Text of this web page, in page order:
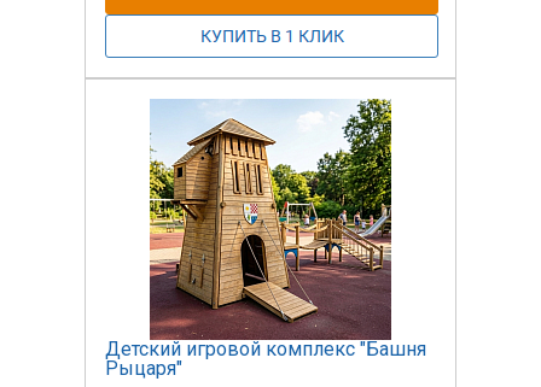
Детский игровой комплекс "Башня
Рыцаря"